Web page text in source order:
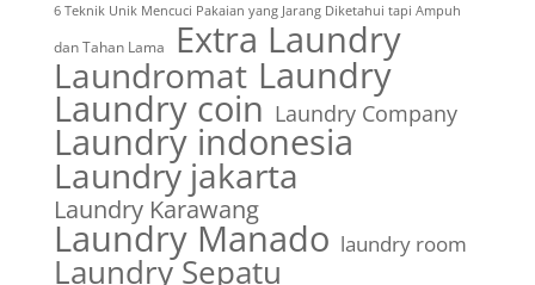
6 Teknik Unik Mencuci Pakaian yang Jarang Diketahui tapi Ampuh
dan Tahan Lama Extra Laundry
Laundromat Laundry
Laundry coin Laundry Company
Laundry indonesia
Laundry jakarta
Laundry Karawang
Laundry Manado laundry room
Laundry Sepatu